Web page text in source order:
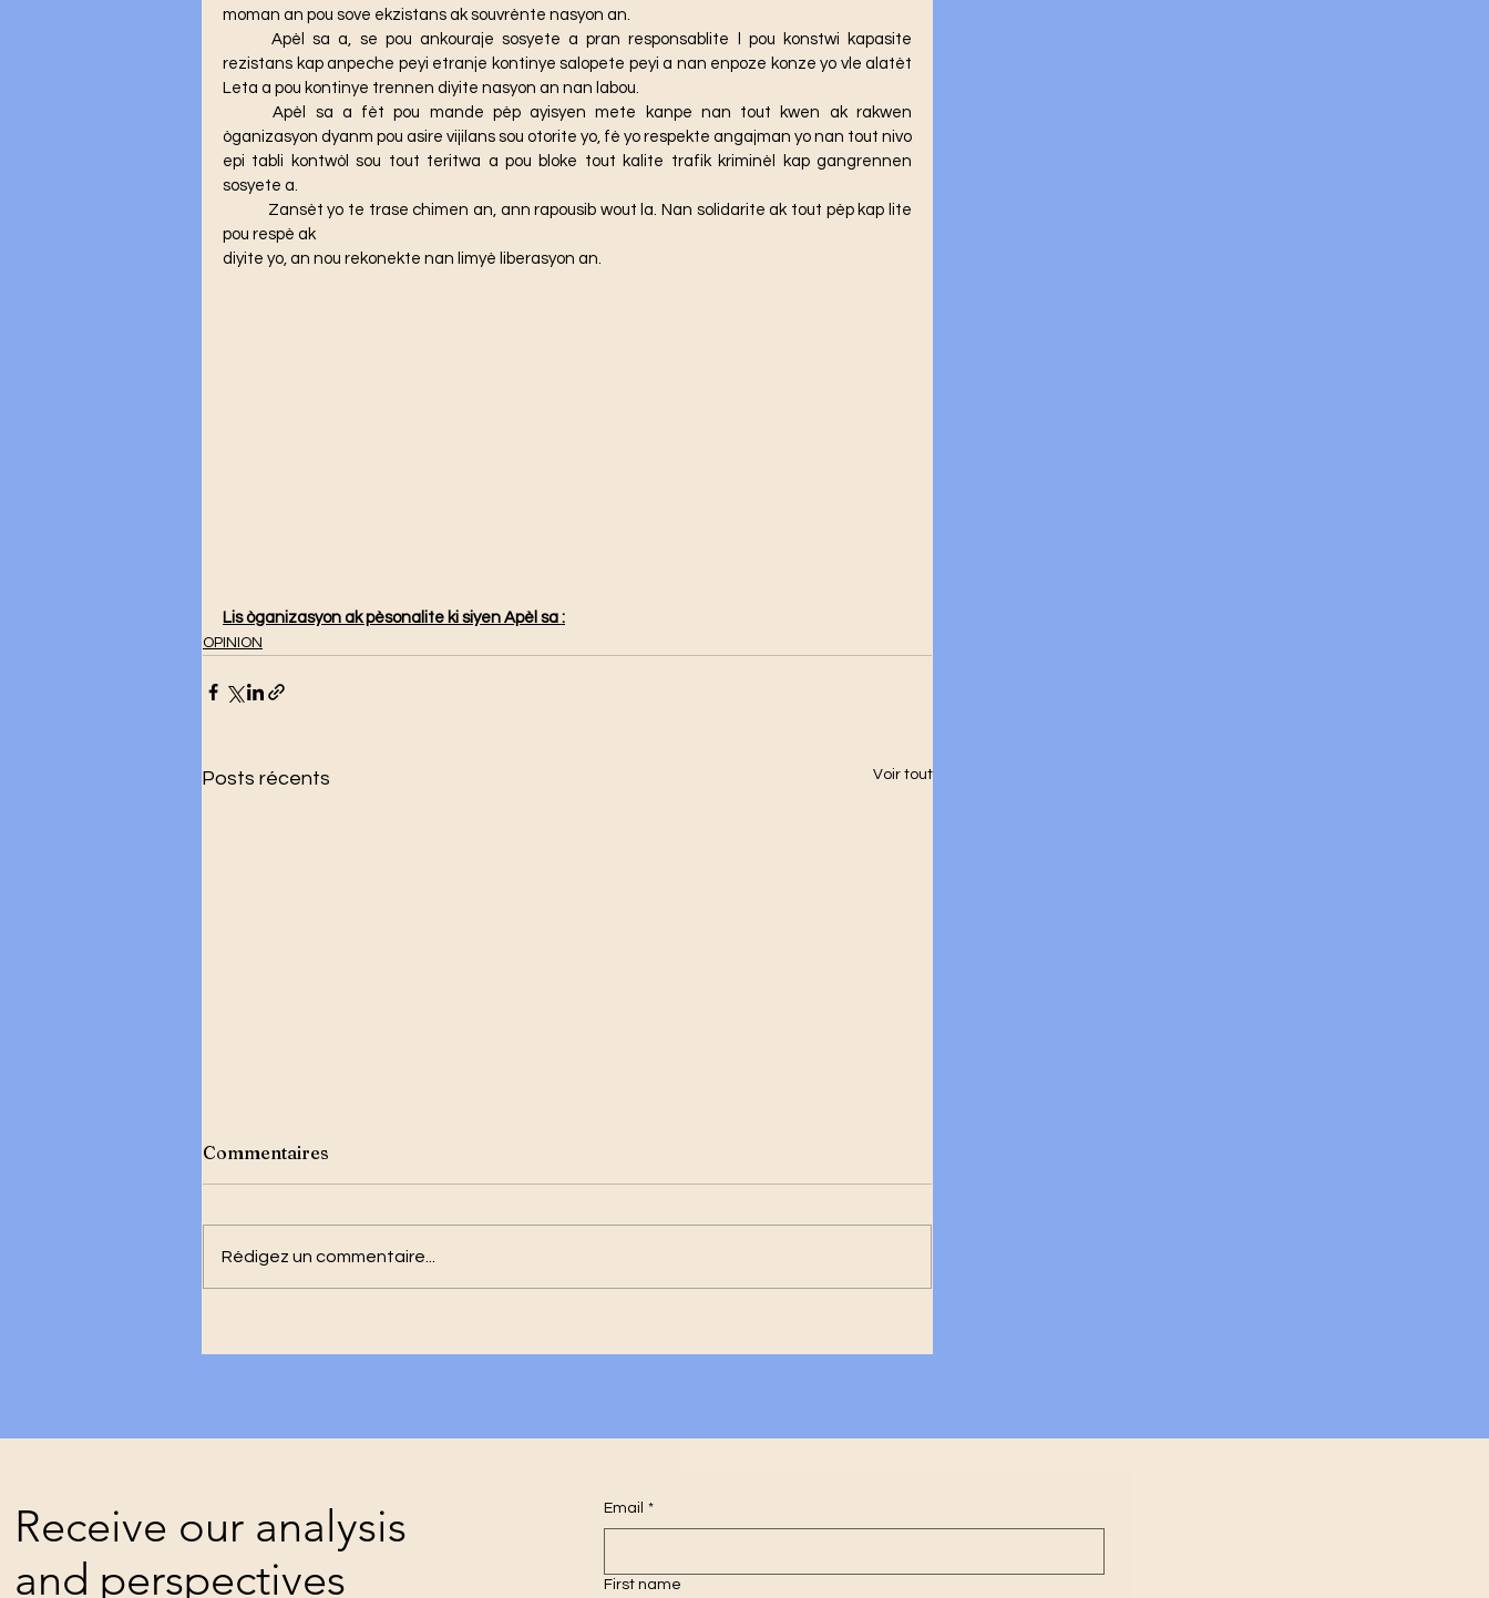
moman an pou sove ekzistans ak souvrènte nasyon an.
	Apèl sa a, se pou ankouraje sosyete a pran responsablite l pou konstwi kapasite
rezistans kap anpeche peyi etranje kontinye salopete peyi a nan enpoze konze yo vle alatèt
Leta a pou kontinye trennen diyite nasyon an nan labou.
	Apèl sa a fèt pou mande pèp ayisyen mete kanpe nan tout kwen ak rakwen
òganizasyon dyanm pou asire vijilans sou otorite yo, fè yo respekte angajman yo nan tout nivo
epi tabli kontwòl sou tout teritwa a pou bloke tout kalite trafik kriminèl kap gangrennen
sosyete a.
pou respè ak
diyite yo, an nou rekonekte nan limyè liberasyon an.
Lis òganizasyon ak pèsonalite ki siyen Apèl sa :
OPINION
Posts récents Voir tout
Commentaires
Rédigez un commentaire...
Receive our analysis
and perspectives
Email *
First name